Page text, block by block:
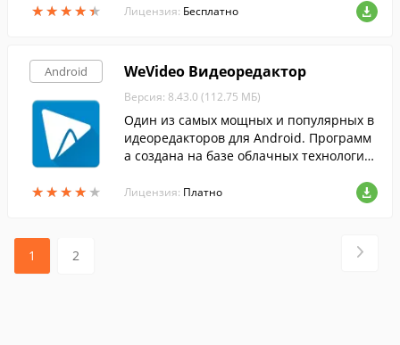
★★★★★
★★★★★ Лицензия: Бесплатно
Android
★★★★ ★
★★★★ ★
WeVideo Видеоредактор
Версия: 8.43.0 (112.75 МБ)
Один из самых мощных и популярных в
идеоредакторов для Android. Программ
а создана на базе облачных технологий,
адает интуитивным интерфейсом.
Лицензия: Платно
1 2